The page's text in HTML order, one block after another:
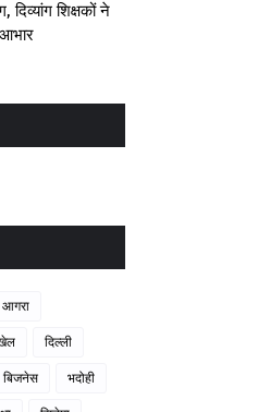
दिव्यांग शिक्षकों ने
आगरा
दिल्ली
बिजनेस भदोही